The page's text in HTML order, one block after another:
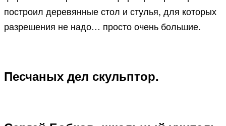
построил деревянные стол и стулья, для которых
разрешения не надо… просто очень большие.
Песчаных дел скульптор.